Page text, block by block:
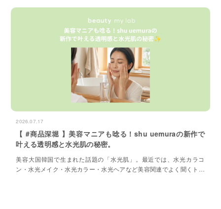
2026.07.17
【 #商品深堀 】美容マニアも唸る！shu uemuraの新作で
叶える透明感と水光肌の秘密。
美容大国韓国で生まれた話題の「水光肌」。最近では、水光カラコ
ン・水光メイク・水光カラー・水光ヘアなど美容関連でよく聞くトレ